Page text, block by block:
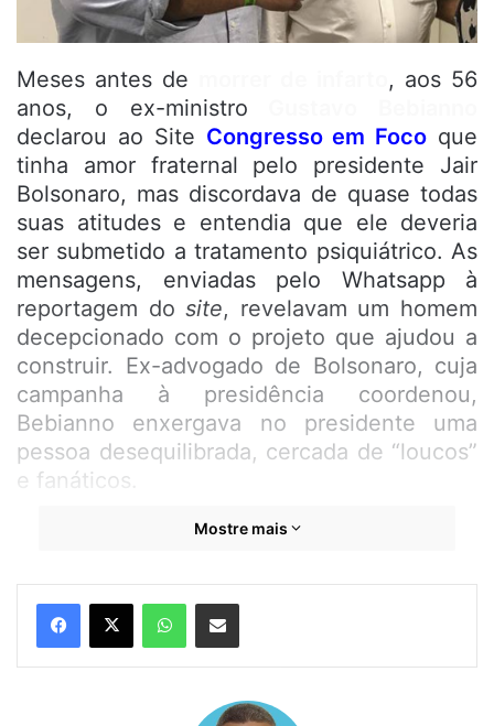
Meses antes de
, aos 56
anos, o ex-ministro
declarou ao Site Congresso em Foco que
tinha amor fraternal pelo presidente Jair
Bolsonaro, mas discordava de quase todas
suas atitudes e entendia que ele deveria
ser submetido a tratamento psiquiátrico. As
mensagens, enviadas pelo Whatsapp à
reportagem dosite, revelavam um homem
decepcionado com o projeto que ajudou a
construir. Ex-advogado de Bolsonaro, cuja
campanha à presidência coordenou,
Bebianno enxergava no presidente uma
pessoa desequilibrada, cercada de “loucos”
e fanáticos.
A ligação de Bebianno com Bolsonaro
revelação feita pela colunista Camila
Mattoso, da Folha de S. Paulo
viúva do ex-ministro, Renata Bebianno,
Federal que destruiu o celular do marido
Mostre mais